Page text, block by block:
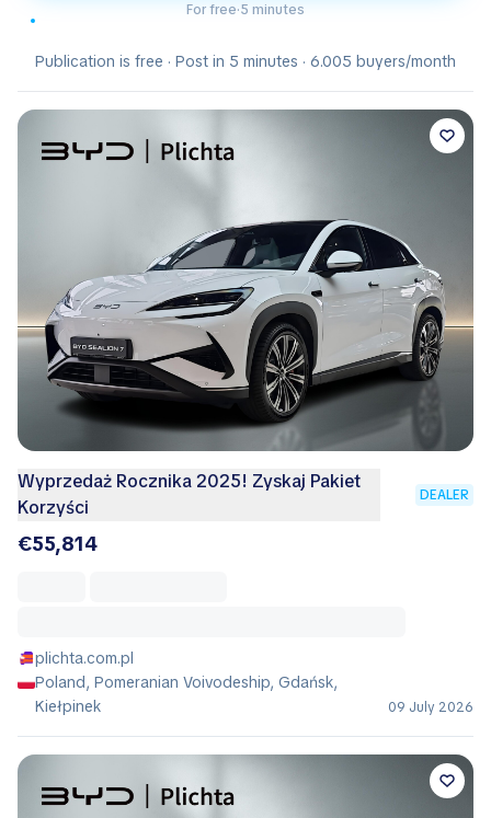
For free·5 minutes
Publication is free · Post in 5 minutes · 6.005 buyers/month
Wyprzedaż Rocznika 2025! Zyskaj Pakiet
Korzyści
DEALER
€55,814
plichta.com.pl
Poland, Pomeranian Voivodeship, Gdańsk,
Kiełpinek
09 July 2026